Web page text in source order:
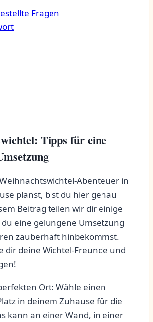
Fragen
‍Tipps für⁢ eine
Abenteuer​ in‌
planst, bist du‌ hier genau‍
‌Beitrag teilen wir⁤ dir einige
eine gelungene Umsetzung
zauberhaft hinbekommst.
dir deine Wichtel-Freunde und
Ort: Wähle ⁣einen
in deinem Zuhause‌ für die
kann an einer Wand, ⁤in einer